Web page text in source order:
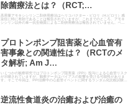
除菌療法とは？（RCT;
Gut. 2024）
高用量アモキシシリン二剤併用療法はヘリコバクター・ピロリ（H.ピロリ）感
染症に特に有効であることは報告されていますが、これまでのところ、アモキ
シシリン以外の単一抗生物質による二剤併用療法は報告されていません。ペニ
プロトンポンプ阻害薬と心血管有
害事象との関連性は？（RCTのメ
タ解析; Am J
Gastroenterol. 2024）
いくつかの観察研究ではプロトンポンプ阻害薬（PPI）投与による心血管リスク
が示唆されていますが、観察データはバイアスの影響を受ける可能性がありま
す。そこで今回は、PPI治療中の心血管イベントに関するランダム化比較試験デ
逆流性食道炎の治癒および治癒の